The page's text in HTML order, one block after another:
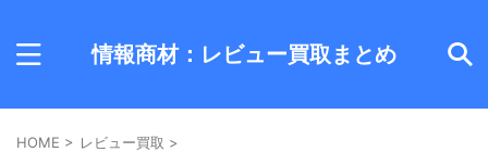
情報商材：レビュー買取まとめ
HOME > レビュー買取 >